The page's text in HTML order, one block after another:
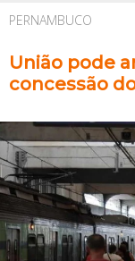
PERNAMBUCO
União pode
concessão